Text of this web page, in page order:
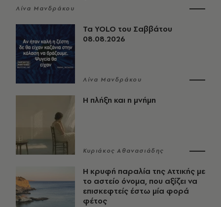
Λίνα Μανδράκου
Τα YOLO του Σαββάτου
08.08.2026
Λίνα Μανδράκου
Η πλήξη και η μνήμη
Κυριάκος Αθανασιάδης
Η κρυφή παραλία της Αττικής με
το αστείο όνομα, που αξίζει να
επισκεφτείς έστω μία φορά
φέτος